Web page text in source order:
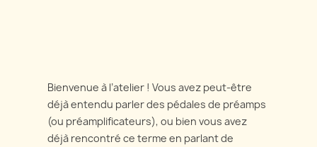
Bienvenue à l’atelier ! Vous avez peut-être
déjà entendu parler des pédales de préamps
(ou préamplificateurs), ou bien vous avez
déjà rencontré ce terme en parlant de